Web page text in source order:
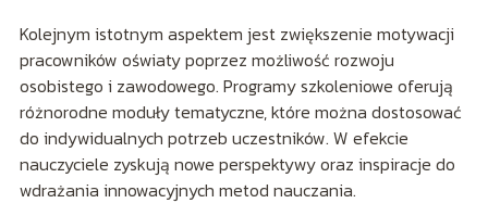
Kolejnym istotnym aspektem jest zwiększenie motywacji
pracowników oświaty poprzez możliwość rozwoju
osobistego i zawodowego. Programy szkoleniowe oferują
różnorodne moduły tematyczne, które można dostosować
do indywidualnych potrzeb uczestników. W efekcie
nauczyciele zyskują nowe perspektywy oraz inspiracje do
wdrażania innowacyjnych metod nauczania.